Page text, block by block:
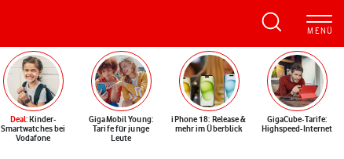
Deal: Kinder-
Smartwatches bei
Vodafone
GigaMobil Young:
Tarife für junge
Leute
iPhone 18: Release &
mehr im Überblick
GigaCube-Tarife:
Highspeed-Internet